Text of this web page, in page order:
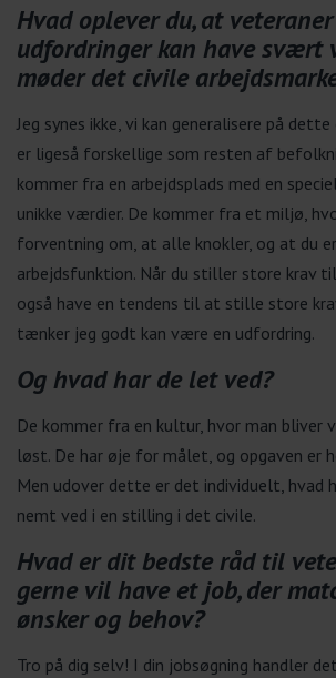
Hvad oplever du, at
udfordringer kan have svært
møder det civile
Jeg synes ikke, vi kan generalisere på
er ligeså forskellige som resten af
kommer fra en arbejdsplads med en
unikke værdier. De kommer fra et miljø,
forventning om, at alle knokler, og at du
arbejdsfunktion. Når du stiller store krav
også have en tendens til at stille store
tænker jeg godt kan være en udfordring.
Og hvad har de let ved?
De kommer fra en kultur, hvor man bliver
løst. De har øje for målet, og opgaven er
Men udover dette er det individuelt, hvad
nemt ved i en stilling i det civile.
Hvad er dit bedste råd til
gerne vil have et job, der
ønsker og behov?
Tro på dig selv! I din jobsøgning handler